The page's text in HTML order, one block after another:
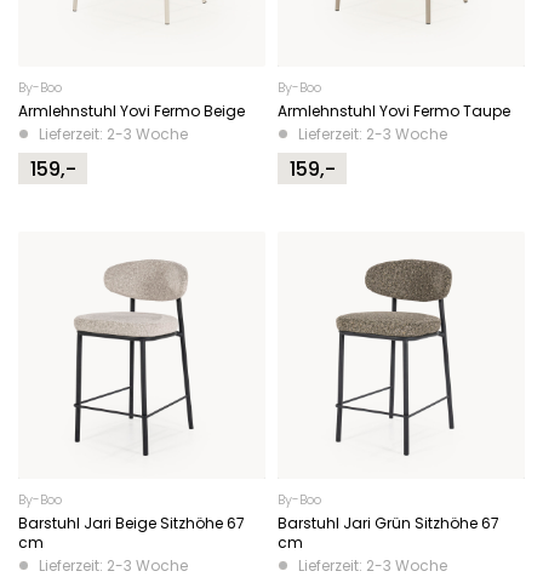
By-Boo
Armlehnstuhl Yovi Fermo Beige
Lieferzeit: 2-3 Woche
159,-
By-Boo
Armlehnstuhl Yovi Fermo Taupe
Lieferzeit: 2-3 Woche
159,-
By-Boo
Barstuhl Jari Beige Sitzhöhe 67
cm
Lieferzeit: 2-3 Woche
By-Boo
Barstuhl Jari Grün Sitzhöhe 67
cm
Lieferzeit: 2-3 Woche